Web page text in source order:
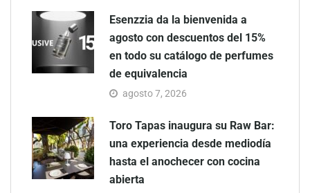
Esenzzia da la bienvenida a
agosto con descuentos del 15%
en todo su catálogo de perfumes
de equivalencia
agosto 7, 2026
Toro Tapas inaugura su Raw Bar:
una experiencia desde mediodía
hasta el anochecer con cocina
abierta